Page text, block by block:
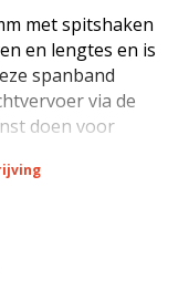
met spitshaken
en lengtes en is
spanband
via de
doen voor
van 2500
en een
zekeren